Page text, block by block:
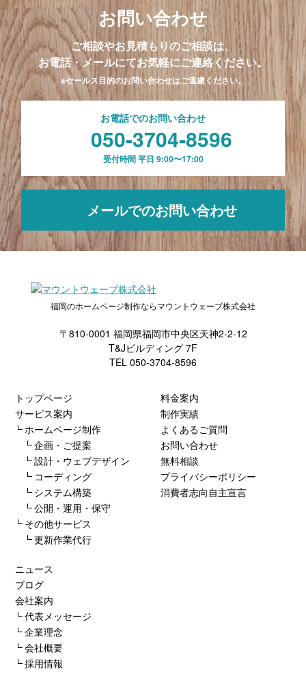
お問い合わせ
ご相談やお見積もりのご相談は、
お電話・メールにてお気軽にご連絡ください。
※セールス目的のお問い合わせはご遠慮ください。
お電話でのお問い合わせ
050-3704-8596
受付時間 平日 9:00〜17:00
メールでのお問い合わせ
福岡のホームページ制作ならマウントウェーブ株式会社
〒810-0001 福岡県福岡市中央区天神2-2-12
T&Jビルディング 7F
TEL 050-3704-8596
トップページ
サービス案内
ホームページ制作
企画・ご提案
設計・ウェブデザイン
コーディング
システム構築
公開・運用・保守
その他サービス
更新作業代行
料金案内
制作実績
よくあるご質問
お問い合わせ
無料相談
プライバシーポリシー
消費者志向自主宣言
ニュース
ブログ
会社案内
代表メッセージ
企業理念
会社概要
採用情報